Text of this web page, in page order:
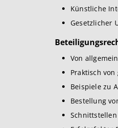
Künstliche
Gesetzlicher
Von
Praktisch
Beispiele zu
Bestellung